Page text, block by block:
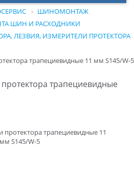
ШИНОМОНТАЖ
ШИН И РАСХОДНИКИ
ЛЕЗВИЯ, ИЗМЕРИТЕЛИ ПРОТЕКТОРА
трапециевидные 11 мм S145/W-5
трапециевидные